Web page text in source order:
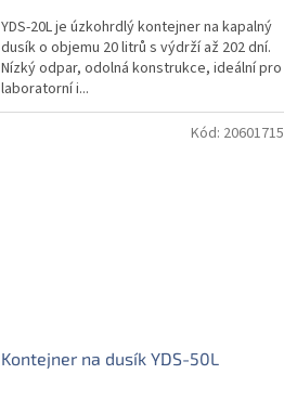
YDS-20L je úzkohrdlý kontejner na kapalný
dusík o objemu 20 litrů s výdrží až 202 dní.
Nízký odpar, odolná konstrukce, ideální pro
laboratorní i...
Kontejner na dusík YDS-50L
Kód: 20601715